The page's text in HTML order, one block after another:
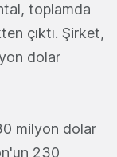
toplamda
çıktı. Şirket,
dolar
milyon dolar
230